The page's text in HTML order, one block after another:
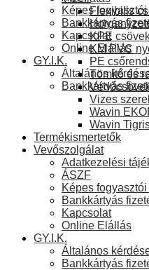
Képes
Bankkártyás
Kapcsolat
Online Elállás
GY.I.K.
Általános
Bankkártyás
Flexibilis
KPE
KM PVC
PE
Tömítő és
Vizes
Wavin
Wavin
Termékismertetők
Vevőszolgálat
Adatkezelési
ÁSZF
Képes
Bankkártyás
Kapcsolat
Online Elállás
GY.I.K.
Általános
Bankkártyás